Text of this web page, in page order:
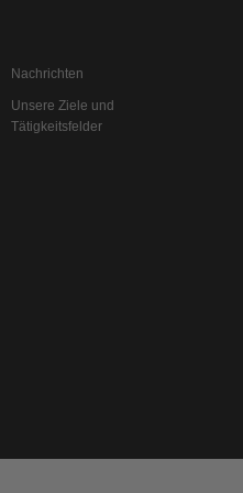
Nachrichten
Unsere Ziele und
Tätigkeitsfelder